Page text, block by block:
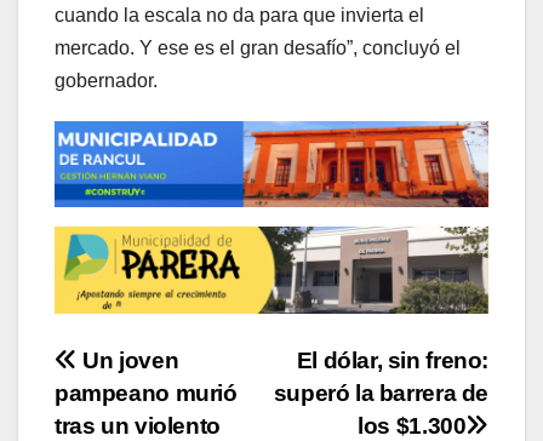
cuando la escala no da para que invierta el
mercado. Y ese es el gran desafío”, concluyó el
gobernador.
Navegación
de
El dólar, sin freno:
superó la barrera de
los $1.300
Un joven
pampeano murió
tras un violento